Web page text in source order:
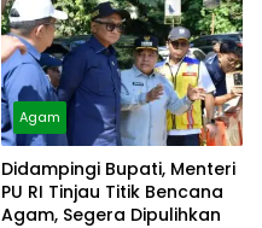
Agam
Didampingi Bupati, Menteri
PU RI Tinjau Titik Bencana
Agam, Segera Dipulihkan